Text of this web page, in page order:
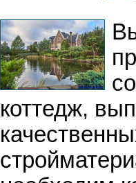
коттедж,